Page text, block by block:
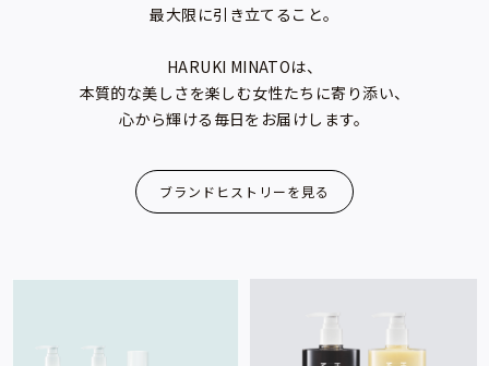
最大限に引き立てること。
HARUKI MINATOは、
本質的な美しさを楽しむ女性たちに寄り添い、
心から輝ける毎日をお届けします。
ブランドヒストリーを見る